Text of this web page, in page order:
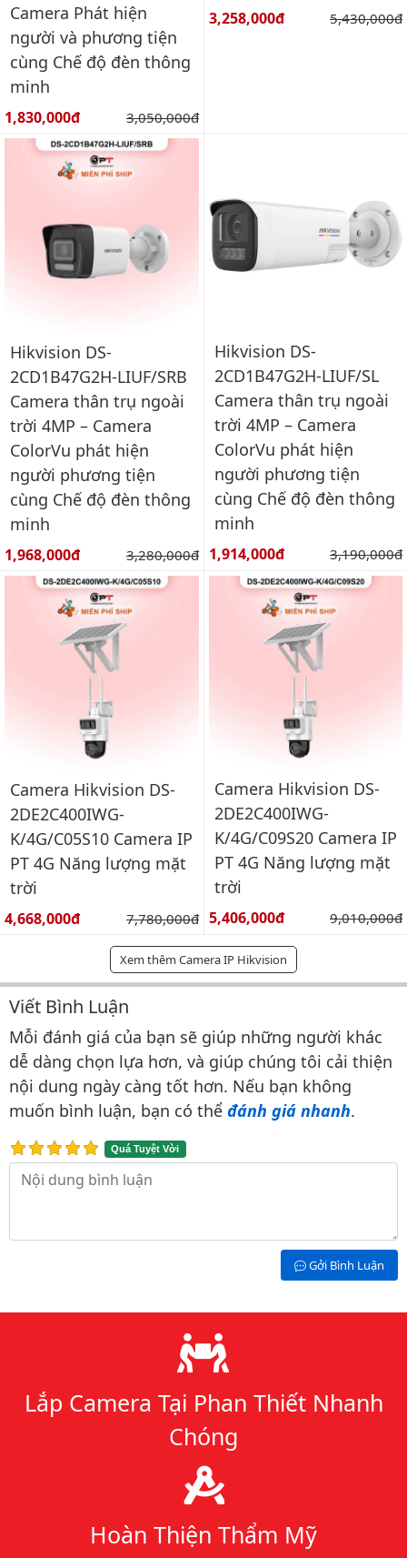
Camera Phát hiện
người và phương tiện
cùng Chế độ đèn thông
minh
Giá bán:
1,830,000đ Giá gốc:
3,050,000đ
Giá bán:
3,258,000đ Giá gốc:
5,430,000đ
Hikvision DS-
2CD1B47G2H-LIUF/SRB
Camera thân trụ ngoài
trời 4MP – Camera
ColorVu phát hiện
người phương tiện
cùng Chế độ đèn thông
minh
Giá bán:
1,968,000đ Giá gốc:
3,280,000đ
Hikvision DS-
2CD1B47G2H-LIUF/SL
Camera thân trụ ngoài
trời 4MP – Camera
ColorVu phát hiện
người phương tiện
cùng Chế độ đèn thông
minh
Giá bán:
1,914,000đ Giá gốc:
3,190,000đ
Camera Hikvision DS-
2DE2C400IWG-
K/4G/C05S10 Camera IP
PT 4G Năng lượng mặt
trời
Giá bán:
4,668,000đ Giá gốc:
7,780,000đ
Camera Hikvision DS-
2DE2C400IWG-
K/4G/C09S20 Camera IP
PT 4G Năng lượng mặt
trời
Giá bán:
5,406,000đ Giá gốc:
9,010,000đ
Xem thêm Camera IP Hikvision
Bình luận & Đánh giá
Viết Bình Luận
Mỗi đánh giá của bạn sẽ giúp những người khác
dễ dàng chọn lựa hơn, và giúp chúng tôi cải thiện
nội dung ngày càng tốt hơn. Nếu bạn không
muốn bình luận, bạn có thể đánh giá nhanh.
Quá Tuyệt Vời
Nội dung bình luận
Gởi Bình Luận
Lý do chọn chúng tôi
Lắp Camera Tại Phan Thiết Nhanh
Chóng
Hoàn Thiện Thẩm Mỹ